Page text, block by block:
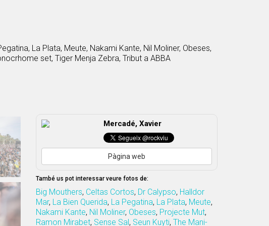
La Plata, Meute, Nakami Kante, Nil Moliner, Obeses,
set, Tiger Menja Zebra, Tribut a ABBA
Mercadé, Xavier
Pàgina web
També us pot interessar veure fotos de:
Big Mouthers, Celtas Cortos, Dr Calypso, Halldor
Mar, La Bien Querida, La Pegatina, La Plata, Meute,
Nakami Kante, Nil Moliner, Obeses, Projecte Mut,
Ramon Mirabet, Sense Sal, Seun Kuyti, The Mani-